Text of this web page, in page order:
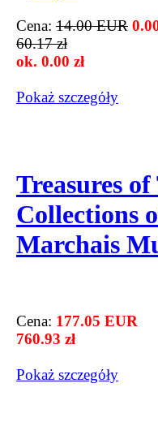
Cena: 14.00 EUR
60.17 zł
ok. 0.00 zł
Pokaż szczegόły
Treasures
Collections
Marchais
Cena: 177.05 EUR
760.93 zł
Pokaż szczegόły